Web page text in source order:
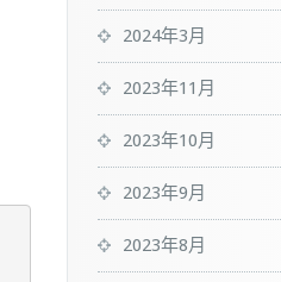
2024年3月
2023年11月
2023年10月
2023年9月
2023年8月